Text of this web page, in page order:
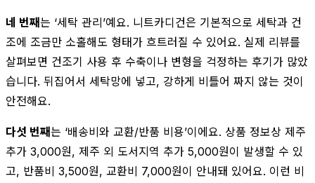
네 번째는 ‘세탁 관리’예요. 니트카디건은 기본적으로 세탁과 건
조에 조금만 소홀해도 형태가 흐트러질 수 있어요. 실제 리뷰를
살펴보면 건조기 사용 후 수축이나 변형을 걱정하는 후기가 많았
습니다. 뒤집어서 세탁망에 넣고, 강하게 비틀어 짜지 않는 것이
안전해요.
다섯 번째는 ‘배송비와 교환/반품 비용’이에요. 상품 정보상 제주
추가 3,000원, 제주 외 도서지역 추가 5,000원이 발생할 수 있
고, 반품비 3,500원, 교환비 7,000원이 안내돼 있어요. 이런 비